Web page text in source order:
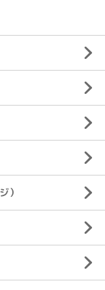
）